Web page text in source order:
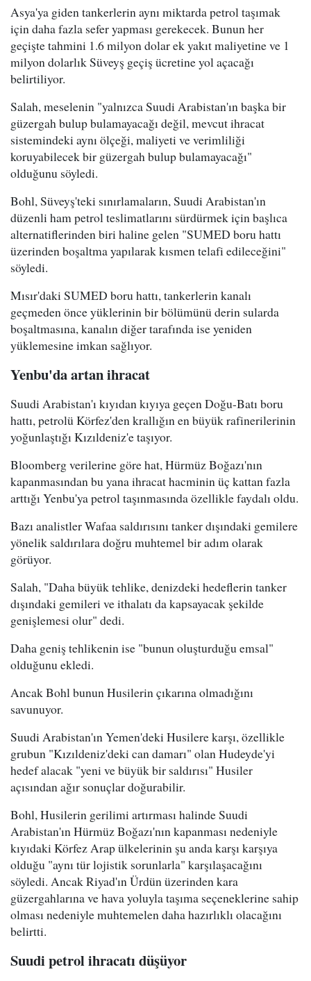
Asya'ya giden tankerlerin aynı miktarda petrol taşımak
için daha fazla sefer yapması gerekecek. Bunun her
geçişte tahmini 1.6 milyon dolar ek yakıt maliyetine ve 1
milyon dolarlık Süveyş geçiş ücretine yol açacağı
belirtiliyor.
Salah, meselenin "yalnızca Suudi Arabistan'ın başka bir
güzergah bulup bulamayacağı değil, mevcut ihracat
sistemindeki aynı ölçeği, maliyeti ve verimliliği
koruyabilecek bir güzergah bulup bulamayacağı"
olduğunu söyledi.
Bohl, Süveyş'teki sınırlamaların, Suudi Arabistan'ın
düzenli ham petrol teslimatlarını sürdürmek için başlıca
alternatiflerinden biri haline gelen "SUMED boru hattı
üzerinden boşaltma yapılarak kısmen telafi edileceğini"
söyledi.
Mısır'daki SUMED boru hattı, tankerlerin kanalı
geçmeden önce yüklerinin bir bölümünü derin sularda
boşaltmasına, kanalın diğer tarafında ise yeniden
yüklemesine imkan sağlıyor.
Yenbu'da artan ihracat
Suudi Arabistan'ı kıyıdan kıyıya geçen Doğu-Batı boru
hattı, petrolü Körfez'den krallığın en büyük rafinerilerinin
yoğunlaştığı Kızıldeniz'e taşıyor.
Bloomberg verilerine göre hat, Hürmüz Boğazı'nın
kapanmasından bu yana ihracat hacminin üç kattan fazla
arttığı Yenbu'ya petrol taşınmasında özellikle faydalı oldu.
Bazı analistler Wafaa saldırısını tanker dışındaki gemilere
yönelik saldırılara doğru muhtemel bir adım olarak
görüyor.
Salah, "Daha büyük tehlike, denizdeki hedeflerin tanker
dışındaki gemileri ve ithalatı da kapsayacak şekilde
genişlemesi olur" dedi.
Daha geniş tehlikenin ise "bunun oluşturduğu emsal"
olduğunu ekledi.
Ancak Bohl bunun Husilerin çıkarına olmadığını
savunuyor.
Suudi Arabistan'ın Yemen'deki Husilere karşı, özellikle
grubun "Kızıldeniz'deki can damarı" olan Hudeyde'yi
hedef alacak "yeni ve büyük bir saldırısı" Husiler
açısından ağır sonuçlar doğurabilir.
Bohl, Husilerin gerilimi artırması halinde Suudi
Arabistan'ın Hürmüz Boğazı'nın kapanması nedeniyle
kıyıdaki Körfez Arap ülkelerinin şu anda karşı karşıya
olduğu "aynı tür lojistik sorunlarla" karşılaşacağını
söyledi. Ancak Riyad'ın Ürdün üzerinden kara
güzergahlarına ve hava yoluyla taşıma seçeneklerine sahip
olması nedeniyle muhtemelen daha hazırlıklı olacağını
belirtti.
Suudi petrol ihracatı düşüyor